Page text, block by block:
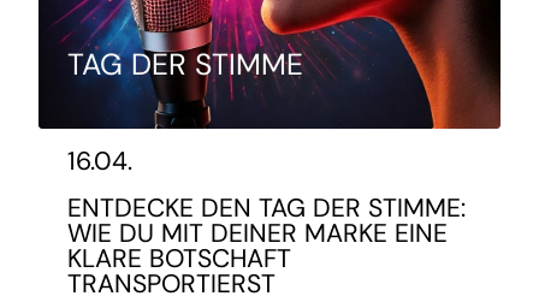
TAG DER STIMME
16.04.
ENTDECKE DEN TAG DER STIMME:
WIE DU MIT DEINER MARKE EINE
KLARE BOTSCHAFT
TRANSPORTIERST